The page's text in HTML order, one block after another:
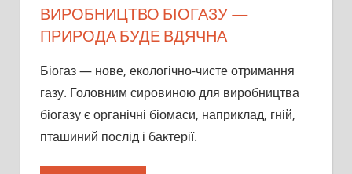
ВИРОБНИЦТВО БІОГАЗУ —
ПРИРОДА БУДЕ ВДЯЧНА
Біогаз — нове, екологічно-чисте отримання
газу. Головним сировиною для виробництва
біогазу є органічні біомаси, наприклад, гній,
пташиний послід і бактерії.